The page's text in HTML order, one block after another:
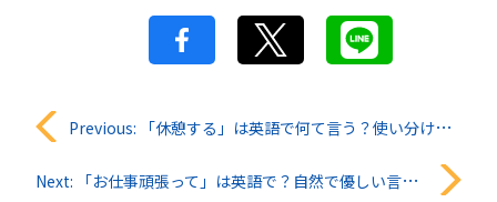
投
稿
Previous: 「休憩する」は英語で何て言う？使い分けと例文まとめ
Next: 「お仕事頑張って」は英語で？自然で優しい言い方と例文まとめ